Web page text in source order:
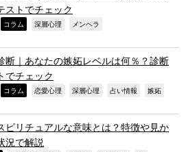
ストでチェック
コラム 深層心理 メンヘラ
断｜あなたの嫉妬レベルは何％？診断
でチェック
コラム 恋愛心理 深層心理 占い情報 嫉妬
ピリチュアルな意味とは？特徴や見か
況で解説